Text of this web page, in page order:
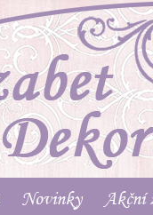
Novinky Akční